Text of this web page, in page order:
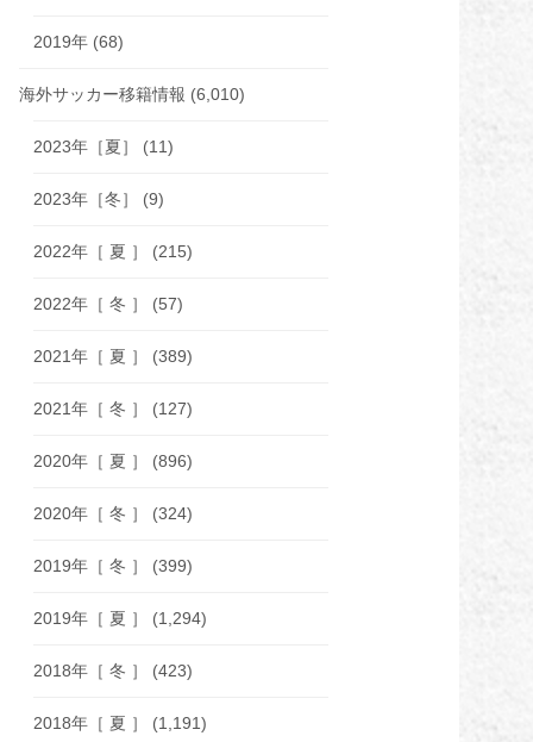
2019年 (68)
海外サッカー移籍情報 (6,010)
2023年［夏］ (11)
2023年［冬］ (9)
2022年［ 夏 ］ (215)
2022年［ 冬 ］ (57)
2021年［ 夏 ］ (389)
2021年［ 冬 ］ (127)
2020年［ 夏 ］ (896)
2020年［ 冬 ］ (324)
2019年［ 冬 ］ (399)
2019年［ 夏 ］ (1,294)
2018年［ 冬 ］ (423)
2018年［ 夏 ］ (1,191)